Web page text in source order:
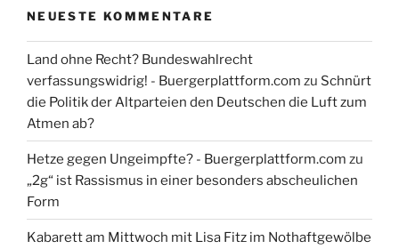
NEUESTE KOMMENTARE
Land ohne Recht? Bundeswahlrecht
verfassungswidrig! - Buergerplattform.com zu Schnürt
die Politik der Altparteien den Deutschen die Luft zum
Atmen ab?
Hetze gegen Ungeimpfte? - Buergerplattform.com zu
„2g“ ist Rassismus in einer besonders abscheulichen
Form
Kabarett am Mittwoch mit Lisa Fitz im Nothaftgewölbe